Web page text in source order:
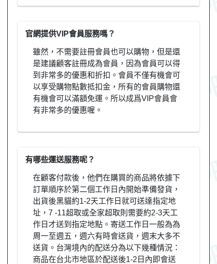
官網提供VIP會員服務嗎？
雖然，不需要註冊會員也可以購物，但是還
是建議顧客註冊成為會員，因為會員可以得
到非常多的優惠和折扣。會員不僅有機會可
以享受購物點數抵扣金，所有的會員購物還
有機會可以滿額免運。所以成爲VIP會員會
有非常多的優惠喔。
有哪些運送服務呢？
在顧客付款後，他們在購買的商品將依據下
訂單順序於第二個工作日內開始準備發貨，
出貨後黑貓約1-2天工作日就可送達指定地
址，7 -11超取或全家超取則需要約2-3天工
作日才送到指定地點。寄送工作日一般為為
周一至週五，週六有時會送貨，週末大多不
送貨。台灣境內的配送分為以下幾種情況：
商品在台北市地區於配送後1-2日內即會送